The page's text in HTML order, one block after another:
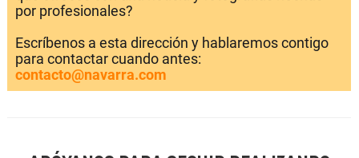
por profesionales?
Escríbenos a esta dirección y hablaremos contigo
para contactar cuando antes:
contacto@navarra.com